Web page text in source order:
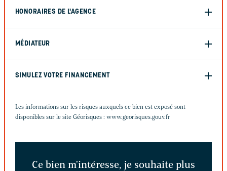
HONORAIRES DE L'AGENCE
MÉDIATEUR
SIMULEZ VOTRE FINANCEMENT
Les informations sur les risques auxquels ce bien est exposé sont
disponibles sur le site Géorisques : www.georisques.gouv.fr
Ce bien m'intéresse, je souhaite plus